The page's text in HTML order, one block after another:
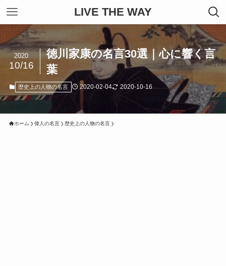
LIVE THE WAY
徳川家康の名言30選｜心に響く言
葉
2020
10/16
歴史上の人物の名言 2020-02-04 2020-10-16
ホーム 偉人の名言 歴史上の人物の名言